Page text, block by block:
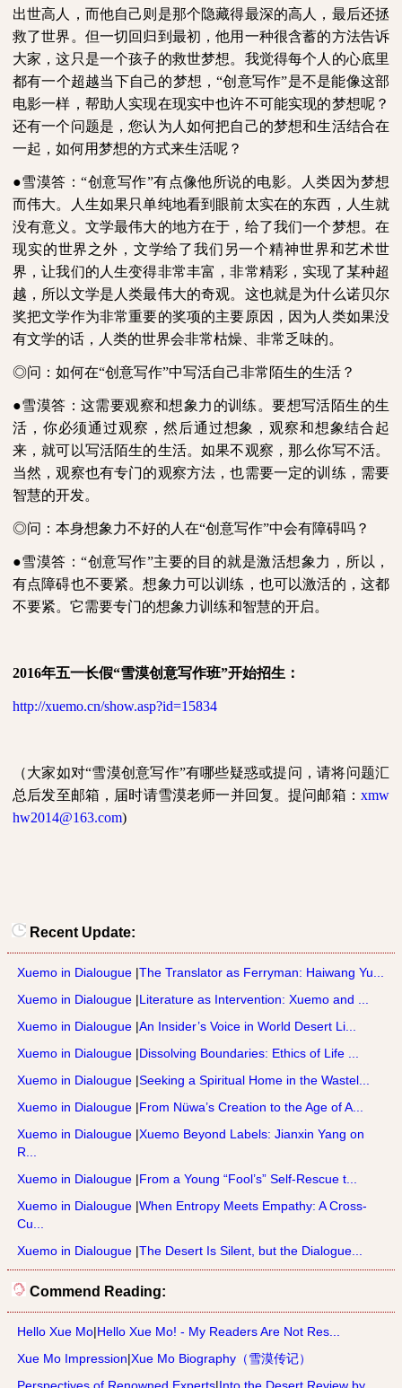
出世高人，而他自己则是那个隐藏得最深的高人，最后还拯
救了世界。但一切回归到最初，他用一种很含蓄的方法告诉
大家，这只是一个孩子的救世梦想。我觉得每个人的心底里
都有一个超越当下自己的梦想，“创意写作”是不是能像这部
电影一样，帮助人实现在现实中也许不可能实现的梦想呢？
还有一个问题是，您认为人如何把自己的梦想和生活结合在
一起，如何用梦想的方式来生活呢？
●雪漠答：“创意写作”有点像他所说的电影。人类因为梦想
而伟大。人生如果只单纯地看到眼前太实在的东西，人生就
没有意义。文学最伟大的地方在于，给了我们一个梦想。在
现实的世界之外，文学给了我们另一个精神世界和艺术世
界，让我们的人生变得非常丰富，非常精彩，实现了某种超
越，所以文学是人类最伟大的奇观。这也就是为什么诺贝尔
奖把文学作为非常重要的奖项的主要原因，因为人类如果没
有文学的话，人类的世界会非常枯燥、非常乏味的。
◎问：如何在“创意写作”中写活自己非常陌生的生活？
●雪漠答：这需要观察和想象力的训练。要想写活陌生的生
活，你必须通过观察，然后通过想象，观察和想象结合起
来，就可以写活陌生的生活。如果不观察，那么你写不活。
当然，观察也有专门的观察方法，也需要一定的训练，需要
智慧的开发。
◎问：本身想象力不好的人在“创意写作”中会有障碍吗？
●雪漠答：“创意写作”主要的目的就是激活想象力，所以，
有点障碍也不要紧。想象力可以训练，也可以激活的，这都
不要紧。它需要专门的想象力训练和智慧的开启。
2016年五一长假“雪漠创意写作班”开始招生：
http://xuemo.cn/show.asp?id=15834
（大家如对“雪漠创意写作”有哪些疑惑或提问，请将问题汇
总后发至邮箱，届时请雪漠老师一并回复。提问邮箱： xmw
hw2014@163.com)
Recent Update:
Xuemo in Dialougue |The Translator as Ferryman: Haiwang Yu...
Xuemo in Dialougue |Literature as Intervention: Xuemo and ...
Xuemo in Dialougue |An Insider’s Voice in World Desert Li...
Xuemo in Dialougue |Dissolving Boundaries: Ethics of Life ...
Xuemo in Dialougue |Seeking a Spiritual Home in the Wastel...
Xuemo in Dialougue |From Nüwa’s Creation to the Age of A...
Xuemo in Dialougue |Xuemo Beyond Labels: Jianxin Yang on
R...
Xuemo in Dialougue |From a Young “Fool’s” Self-Rescue t...
Xuemo in Dialougue |When Entropy Meets Empathy: A Cross-
Cu...
Xuemo in Dialougue |The Desert Is Silent, but the Dialogue...
Commend Reading:
Hello Xue Mo|Hello Xue Mo! - My Readers Are Not Res...
Xue Mo Impression|Xue Mo Biography（雪漠传记）